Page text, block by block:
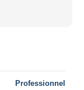
Professionnel